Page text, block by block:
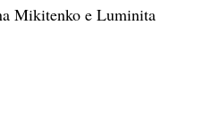
Mikitenko e Luminita